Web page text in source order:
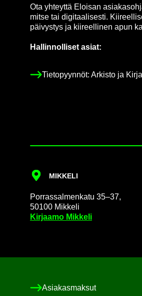
Ota yh­teyt­tä Eloi­san
mit­se tai di­gi­taa­li­ses­ti.
päi­vys­tys ja kii­reel­li­nen apun
Hal­lin­nol­li­set asiat:
Tie­to­pyyn­nöt: Ar­kis­to ja
MIK­KE­LI
Por­ras­sal­men­ka­tu 35–37,
50100 Mik­ke­li
Kir­jaa­mo Mik­ke­li
Asia­kas­mak­sut